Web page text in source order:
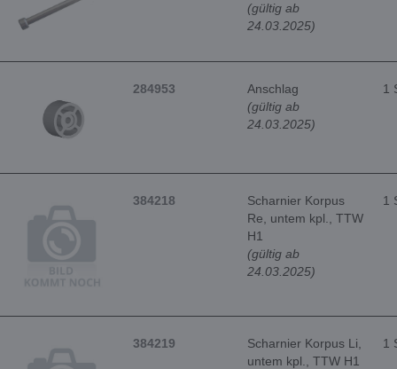
(gültig ab
24.03.2025)
284953
Anschlag
(gültig ab
24.03.2025)
1
384218
Scharnier Korpus
Re, untem kpl., TTW
H1
(gültig ab
24.03.2025)
1
384219
Scharnier Korpus Li,
untem kpl., TTW H1
1